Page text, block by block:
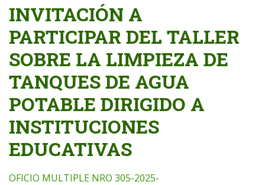
INVITACIÓN A
PARTICIPAR DEL TALLER
SOBRE LA LIMPIEZA DE
TANQUES DE AGUA
POTABLE DIRIGIDO A
INSTITUCIONES
EDUCATIVAS
OFICIO MULTIPLE NRO 305-2025-